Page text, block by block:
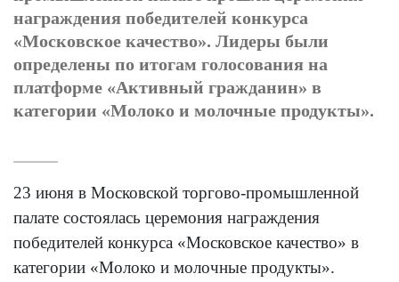
награждения победителей конкурса
«Московское качество». Лидеры были
определены по итогам голосования на
платформе «Активный гражданин» в
категории «Молоко и молочные продукты».
23 июня в Московской торгово-промышленной
палате состоялась церемония награждения
победителей конкурса «Московское качество» в
категории «Молоко и молочные продукты».